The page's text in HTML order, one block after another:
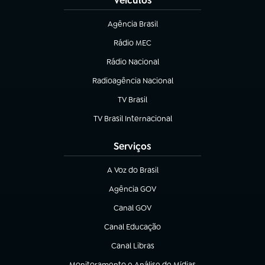
Agência Brasil
(abre em nova aba)
Rádio MEC
Rádio Nacional
(abre em nova aba)
Radioagência Nacional
(abre em nova aba)
TV Brasil
(abre em nova aba)
TV Brasil Internacional
(abre em nova aba)
Serviços
A Voz do Brasil
(abre em nova aba)
Agência GOV
(abre em nova aba)
Canal GOV
(abre em nova aba)
Canal Educação
(abre em nova aba)
Canal Libras
(abre em nova aba)